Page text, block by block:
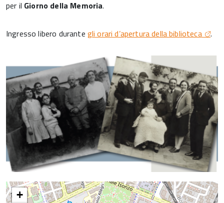
per il Giorno della Memoria.
Ingresso libero durante gli orari d’apertura della biblioteca .
+